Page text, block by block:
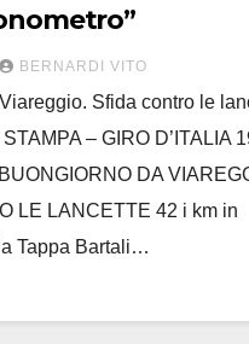
BERNARDI VITO
Sfida contro le
– GIRO D’ITALIA
DA
LE LANCETTE 42 i km in
Tappa Bartali…